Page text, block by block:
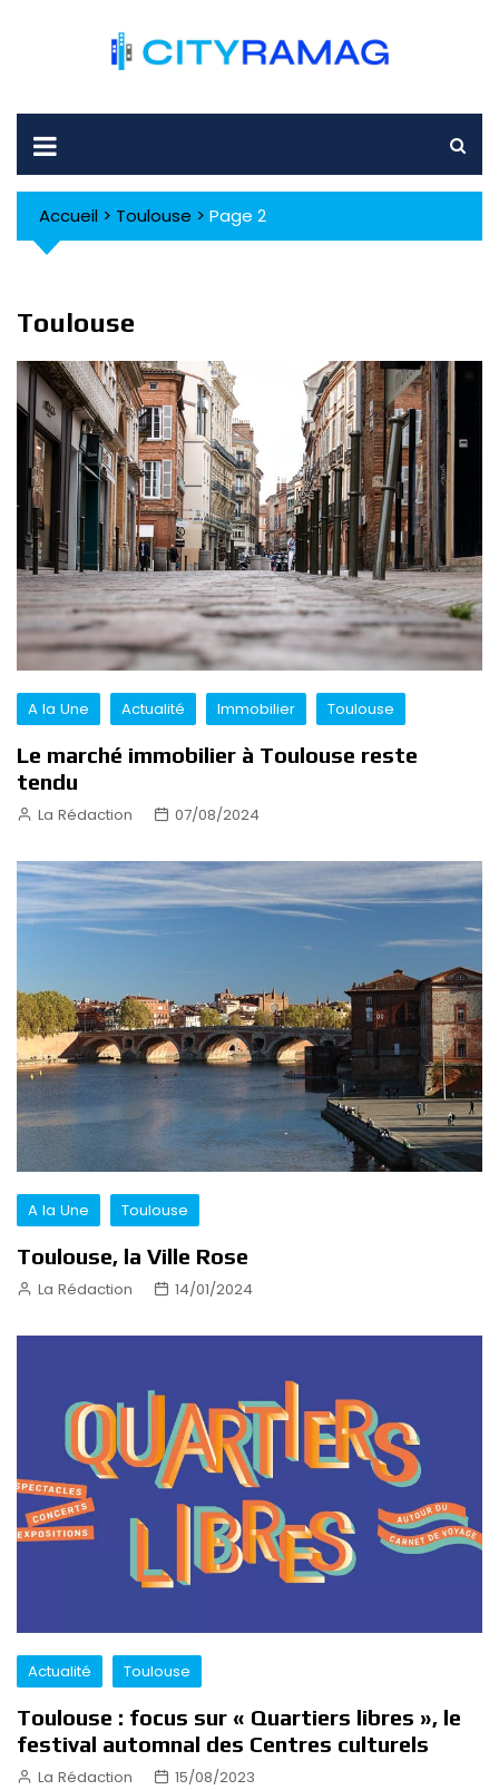
Accueil > Toulouse > Page 2
Toulouse
A la Une Actualité Immobilier Toulouse
Le marché immobilier à Toulouse reste
tendu
La Rédaction 07/08/2024
A la Une Toulouse
Toulouse, la Ville Rose
La Rédaction 14/01/2024
Actualité Toulouse
Toulouse : focus sur « Quartiers libres », le
festival automnal des Centres culturels
La Rédaction 15/08/2023